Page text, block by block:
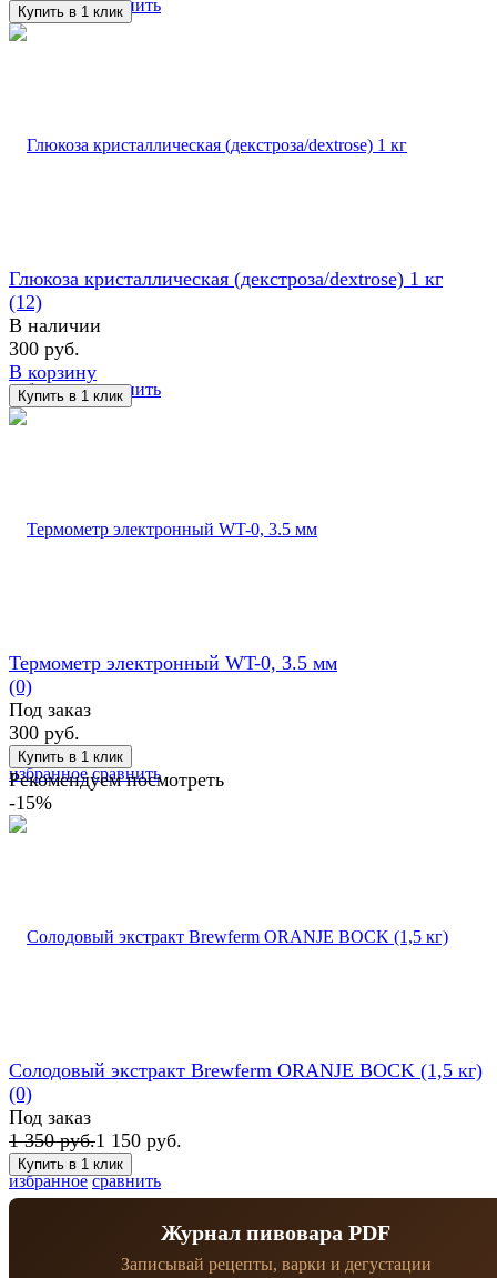
избранное сравнить
избранное сравнить
Глюкоза кристаллическая (декстроза/dextrose) 1 кг
(12)
В наличии
300 руб.
В корзину
избранное сравнить
Термометр электронный WT-0, 3.5 мм
(0)
Под заказ
300 руб.
Рекомендуем посмотреть
-15%
избранное сравнить
Солодовый экстракт Brewferm ORANJE BOCK (1,5 кг)
(0)
Под заказ
1 350 руб.1 150 руб.
Журнал пивовара PDF
Записывай рецепты, варки и дегустации